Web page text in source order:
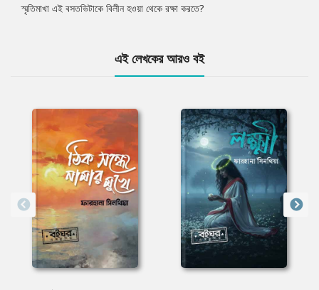
স্মৃতিমাখা এই বসতভিটাকে বিলীন হওয়া থেকে রক্ষা করতে?
এই লেখকের আরও বই